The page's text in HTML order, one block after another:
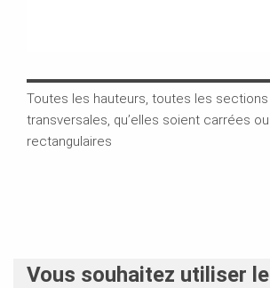
Toutes les hauteurs, toutes les sections
transversales, qu’elles soient carrées ou
rectangulaires
Vous souhaitez utiliser le